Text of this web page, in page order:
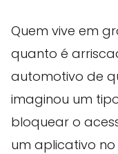
Quem vive em
quanto é
automotivo de
imaginou um
bloquear o
um aplicativo